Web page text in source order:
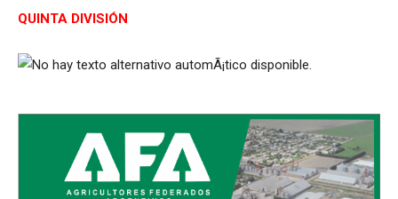
QUINTA DIVISIÓN